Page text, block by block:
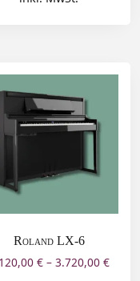
Roland LX-6
€– 3.720,00 €